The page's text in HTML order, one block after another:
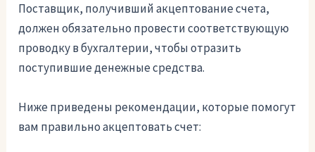
Поставщик, получивший акцептование счета,
должен обязательно провести соответствующую
проводку в бухгалтерии, чтобы отразить
поступившие денежные средства.
Ниже приведены рекомендации, которые помогут
вам правильно акцептовать счет: